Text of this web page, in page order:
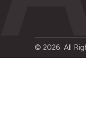
© 2026. All